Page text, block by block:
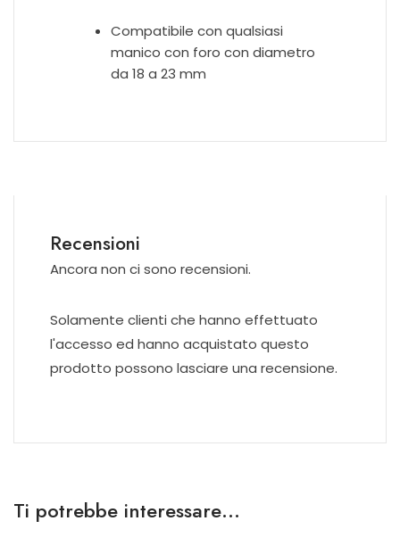
Compatibile con qualsiasi
manico con foro con diametro
da 18 a 23 mm
Recensioni
Ancora non ci sono recensioni.
Solamente clienti che hanno effettuato
l'accesso ed hanno acquistato questo
prodotto possono lasciare una recensione.
Ti potrebbe interessare…